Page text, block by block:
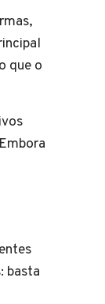
que o
basta